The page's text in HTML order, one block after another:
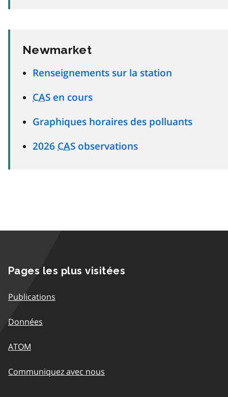
Newmarket
Renseignements sur la station
CAS en cours
Graphiques horaires des polluants
2026 CAS observations
Pages les plus visitées
Publications
Données
ATOM
Communiquez avec nous